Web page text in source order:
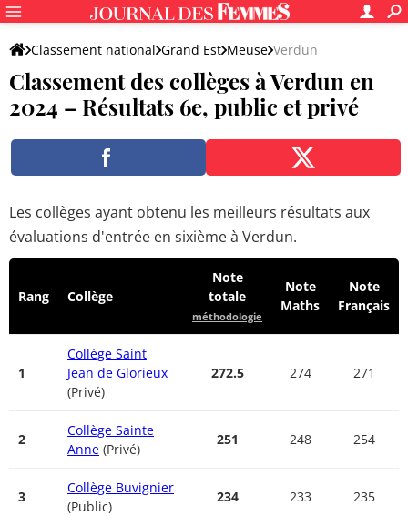
Classement national Grand Est Meuse Verdun
Classement des collèges à Verdun en
2024 – Résultats 6e, public et privé
Les collèges ayant obtenu les meilleurs résultats aux
évaluations d'entrée en sixième à Verdun.
Rang Collège
Note
totale
méthodologie
Note
Maths
Note
Français
1
Collège Saint
Jean de Glorieux
(Privé)
272.5 274 271
2
Collège Sainte
Anne (Privé)
251 248 254
3
Collège Buvignier
(Public)
234 233 235